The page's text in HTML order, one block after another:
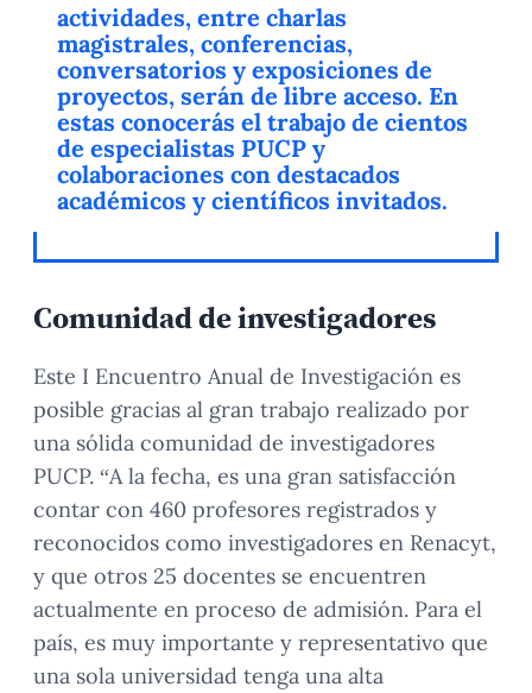
actividades, entre charlas
magistrales, conferencias,
conversatorios y exposiciones de
proyectos, serán de libre acceso. En
estas conocerás el trabajo de cientos
de especialistas PUCP y
colaboraciones con destacados
académicos y científicos invitados.
Comunidad de investigadores
Este I Encuentro Anual de Investigación es
posible gracias al gran trabajo realizado por
una sólida comunidad de investigadores
PUCP. “A la fecha, es una gran satisfacción
contar con 460 profesores registrados y
reconocidos como investigadores en Renacyt,
y que otros 25 docentes se encuentren
actualmente en proceso de admisión. Para el
país, es muy importante y representativo que
una sola universidad tenga una alta